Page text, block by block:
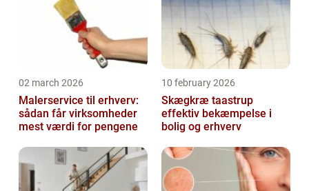
02 march 2026
Malerservice til erhverv:
sådan får virksomheder
mest værdi for pengene
10 february 2026
Skægkræ taastrup
effektiv bekæmpelse i
bolig og erhverv